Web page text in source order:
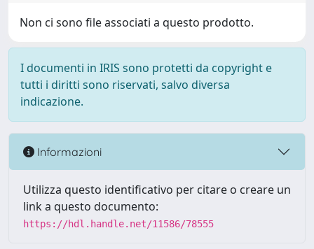
Non ci sono file associati a questo prodotto.
I documenti in IRIS sono protetti da copyright e
tutti i diritti sono riservati, salvo diversa
indicazione.
Informazioni
Utilizza questo identificativo per citare o creare un
link a questo documento:
https://hdl.handle.net/11586/78555